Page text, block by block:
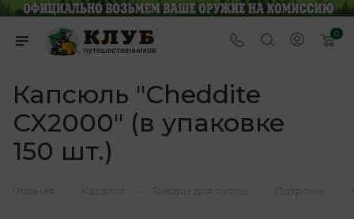
0
Капсюль "Cheddite
CX2000" (в упаковке
150 шт.)